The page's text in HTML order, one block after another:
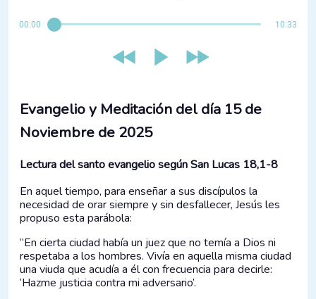
00:00 10:33
Evangelio y Meditación del día 15 de
Noviembre de 2025
Lectura del santo evangelio según San Lucas 18,1-8
En aquel tiempo, para enseñar a sus discípulos la
necesidad de orar siempre y sin desfallecer, Jesús les
propuso esta parábola:
“En cierta ciudad había un juez que no temía a Dios ni
respetaba a los hombres. Vivía en aquella misma ciudad
una viuda que acudía a él con frecuencia para decirle:
‘Hazme justicia contra mi adversario’.